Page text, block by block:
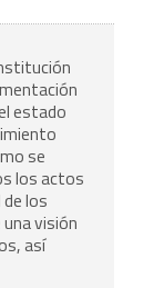
estado
se
los actos
los
visión
así